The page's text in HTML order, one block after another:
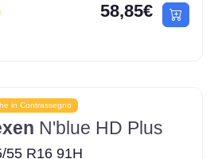
58,85€
in Contrassegno
N'blue HD Plus
55 R16 91H